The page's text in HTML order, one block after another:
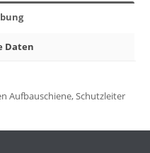
Daten
Aufbauschiene, Schutzleiter